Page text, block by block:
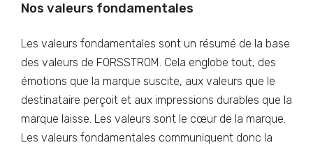
Nos valeurs fondamentales
Les valeurs fondamentales sont un résumé de la base
des valeurs de FORSSTROM. Cela englobe tout, des
émotions que la marque suscite, aux valeurs que le
destinataire perçoit et aux impressions durables que la
marque laisse. Les valeurs sont le cœur de la marque.
Les valeurs fondamentales communiquent donc la